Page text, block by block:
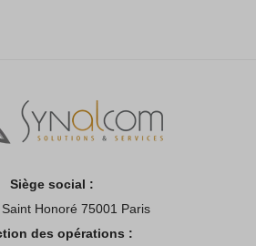
Siège social :
Honoré 75001 Paris
des opérations :